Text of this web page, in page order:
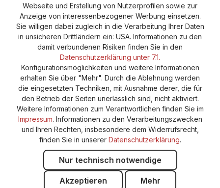
Webseite und Erstellung von Nutzerprofilen sowie zur
Anzeige von interessenbezogener Werbung einsetzen.
Sie willigen dabei zugleich in die Verarbeitung Ihrer Daten
in unsicheren Drittländern ein: USA. Informationen zu den
damit verbundenen Risiken finden Sie in den
Datenschutzerklärung unter 7.1.
Konfigurationsmöglichkeiten und weitere Informationen
erhalten Sie über "Mehr". Durch die Ablehnung werden
die eingesetzten Techniken, mit Ausnahme derer, die für
den Betrieb der Seiten unerlässlich sind, nicht aktiviert.
Weitere Informationen zum Verantwortlichen finden Sie im
Impressum. Informationen zu den Verarbeitungszwecken
und Ihren Rechten, insbesondere dem Widerrufsrecht,
finden Sie in unserer Datenschutzerklärung.
Nur technisch notwendige
Akzeptieren Mehr